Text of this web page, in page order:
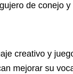
de conejo
creativo y
mejorar su